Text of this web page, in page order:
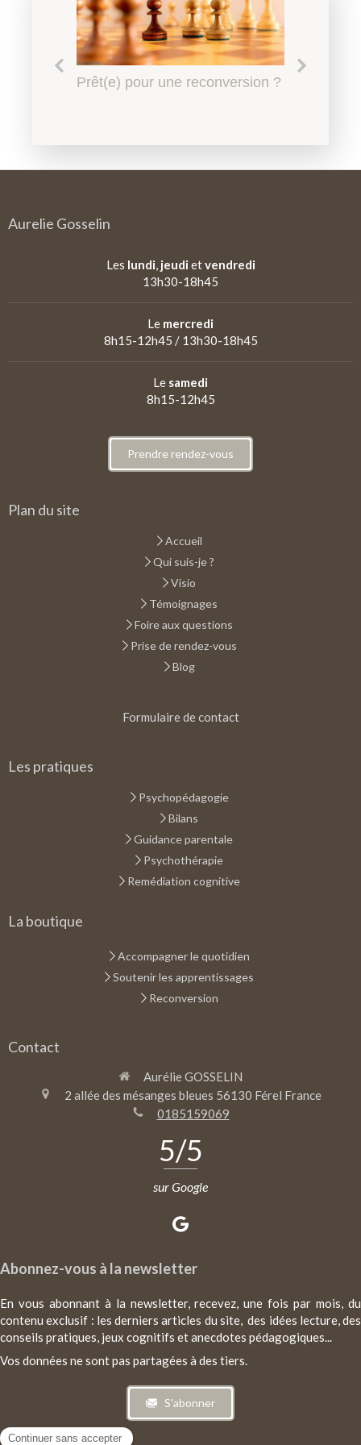
Le harcèlement scolaire à
Prêt(e) pour une reconversion ?
Quel accompagnement en
Qu'est-ce qu'un
Aurelie Gosselin
Les lundi jeudi etvendredi
13h30-18h45
Le mercredi
8h15-12h45 / 13h30-18h45
Le samedi
8h15-12h45
Prendre rendez-vous
Plan du site
Accueil
Qui suis-je ?
Visio
Témoignages
Foire aux questions
Prise de rendez-vous
Blog
Formulaire de contact
Les pratiques
Psychopédagogie
Bilans
Guidance parentale
Psychothérapie
Remédiation cognitive
La boutique
Accompagner le quotidien
Soutenir les apprentissages
Reconversion
Contact
Aurélie GOSSELIN
2 allée des mésanges bleues 56130 Férel France
0185159069
5/5
sur Google
Abonnez-vous à la newsletter
En vous abonnant à la newsletter, recevez, une fois par mois, du
contenu exclusif : les derniers articles du site, des idées lecture, des
conseils pratiques, jeux cognitifs et anecdotes pédagogiques...
Vos données ne sont pas partagées à des tiers.
S'abonner